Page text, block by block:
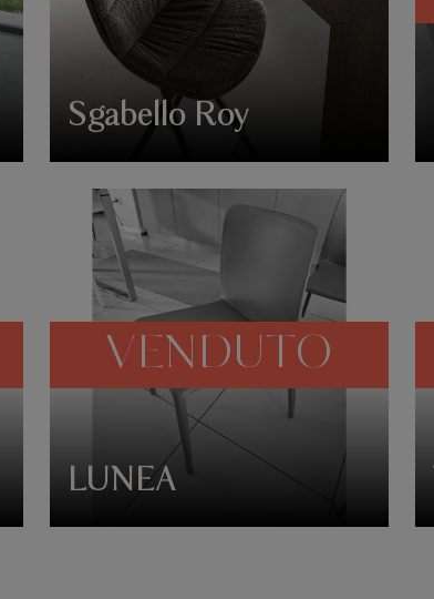
Sgabello Roy
VENDUTO
LUNEA